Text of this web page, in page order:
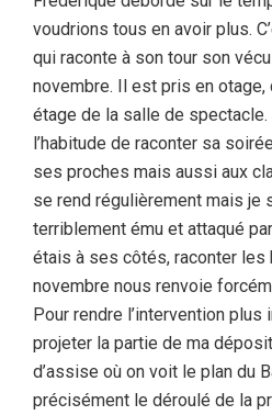
voudrions tous en avoir plus.
qui raconte à son tour son
novembre. Il est pris en otage,
étage de la salle de
l’habitude de raconter sa
ses proches mais aussi aux
se rend régulièrement mais je
terriblement ému et attaqué
étais à ses côtés, raconter les
novembre nous renvoie
Pour rendre l’intervention
projeter la partie de ma
d’assise où on voit le plan du
précisément le déroulé de la